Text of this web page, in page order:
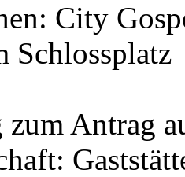
City
Schlossplatz
zum Antrag